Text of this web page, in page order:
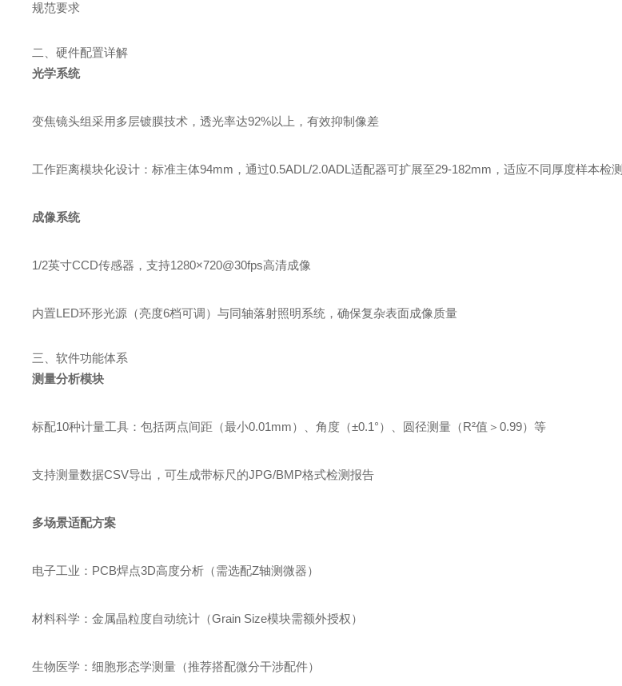
规范要求
二、硬件配置详解
光学系统
变焦镜头组采用多层镀膜技术，透光率达92%以上，有效抑制像差
工作距离模块化设计：标准主体94mm，通过0.5ADL/2.0ADL适配器可扩展至29-182mm，适应不同厚度样本检测
成像系统
1/2英寸CCD传感器，支持1280×720@30fps高清成像
内置LED环形光源（亮度6档可调）与同轴落射照明系统，确保复杂表面成像质量
三、软件功能体系
测量分析模块
标配10种计量工具：包括两点间距（最小0.01mm）、角度（±0.1°）、圆径测量（R²值＞0.99）等
支持测量数据CSV导出，可生成带标尺的JPG/BMP格式检测报告
多场景适配方案
电子工业：PCB焊点3D高度分析（需选配Z轴测微器）
材料科学：金属晶粒度自动统计（Grain Size模块需额外授权）
生物医学：细胞形态学测量（推荐搭配微分干涉配件）